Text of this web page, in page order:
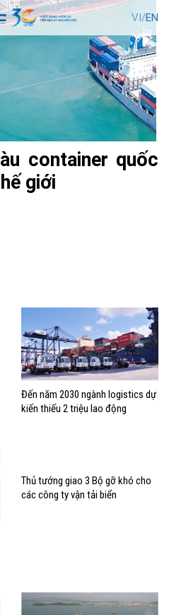
VI/EN
container quốc
giới
Đến năm 2030 ngành logistics dự
kiến thiếu 2 triệu lao động
Thủ tướng giao 3 Bộ gỡ khó cho
các công ty vận tải biển